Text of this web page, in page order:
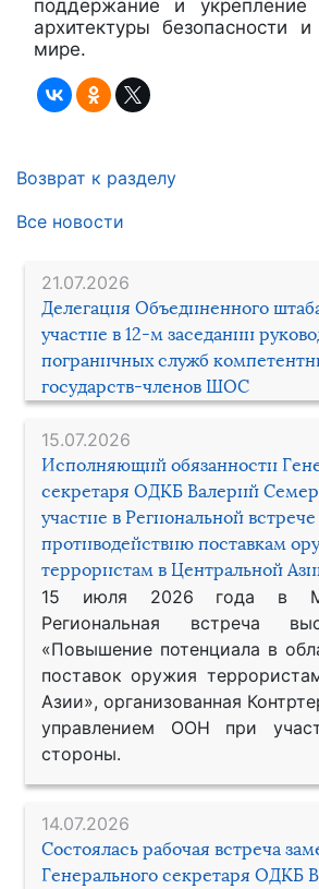
21.07.2026
Делегация Объединенного
участие в 12-м заседании
пограничных служб
государств-членов ШОС
15.07.2026
Исполняющий обязанности
секретаря ОДКБ Валерий
участие в Региональной
противодействию поставкам
террористам в Центральной
15 июля 2026 года в
Региональная встреча
«Повышение потенциала в
поставок оружия
Азии», организованная
управлением ООН при
стороны.
14.07.2026
Состоялась рабочая встреча
Генерального секретаря ОДКБ
поддержание и укрепление
архитектуры безопасности
мире.
Возврат к разделу
Все новости